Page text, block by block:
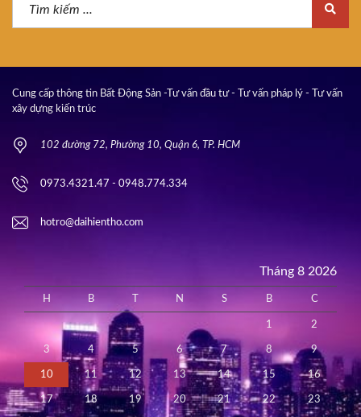
Cung cấp thông tin Bất Động Sản -Tư vấn đầu tư - Tư vấn pháp lý - Tư vấn
xây dựng kiến trúc
102 đường 72, Phường 10, Quận 6, TP. HCM
0973.4321.47 - 0948.774.334
hotro@daihientho.com
Tháng 8 2026
H B N S B C
1 2
3 4 5 6 7 8 9
10 11 12 13 14 15 16
17 18 19 20 21 22 23